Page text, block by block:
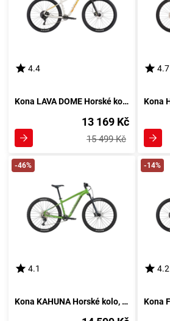
4.4
Kona LAVA DOME Horské kolo, bílá
13 169 Kč
15 499 Kč
4.7
-46%
4.1
Kona KAHUNA Horské kolo, zelená
-14%
4.2